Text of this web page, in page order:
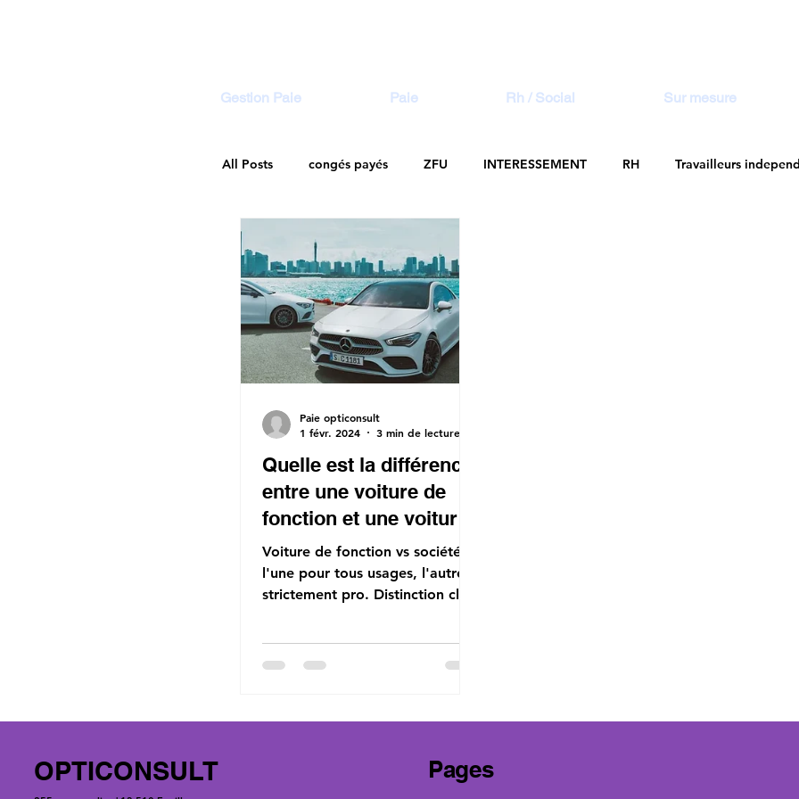
Gestion Paie Paie Rh / Social Sur mesure
All Posts congés payés ZFU INTERESSEMENT RH Travailleurs
Quelle est la différence
entre une voiture de
fonction et une voiture
de société ?
Voiture de fonction vs société:
l'une pour tous usages, l'autre
strictement pro. Distinction clé
Paie opticonsult
1 févr. 2024
3 min de lecture
OPTICONSULT Pages